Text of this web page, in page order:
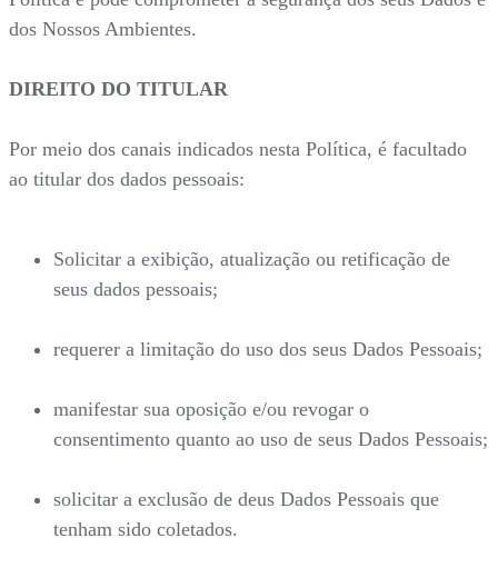
dos Nossos Ambientes.
DIREITO DO TITULAR
Por meio dos canais indicados nesta Política, é facultado
ao titular dos dados pessoais:
Solicitar a exibição, atualização ou retificação de
seus dados pessoais;
requerer a limitação do uso dos seus Dados Pessoais;
manifestar sua oposição e/ou revogar o
consentimento quanto ao uso de seus Dados Pessoais;
solicitar a exclusão de deus Dados Pessoais que
tenham sido coletados.